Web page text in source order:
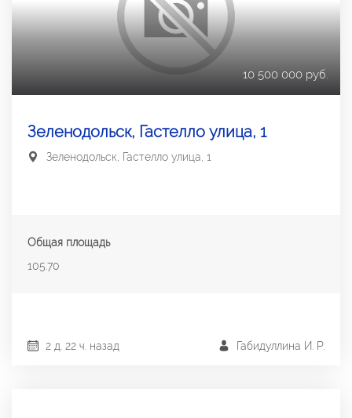
10 500 000 руб.
Зеленодольск, Гастелло улица, 1
Зеленодольск, Гастелло улица, 1
Общая площадь
105.70
Габидуллина И. Р.
2 д. 22 ч. назад